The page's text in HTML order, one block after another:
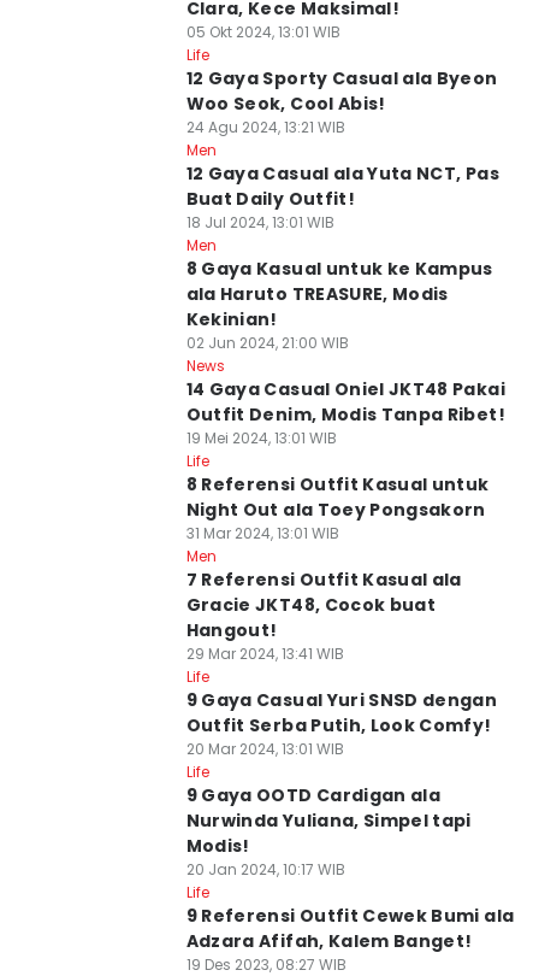
Clara, Kece Maksimal!
05 Okt 2024, 13:01 WIB
Life
12 Gaya Sporty Casual ala Byeon
Woo Seok, Cool Abis!
24 Agu 2024, 13:21 WIB
Men
12 Gaya Casual ala Yuta NCT, Pas
Buat Daily Outfit!
18 Jul 2024, 13:01 WIB
Men
8 Gaya Kasual untuk ke Kampus
ala Haruto TREASURE, Modis
Kekinian!
02 Jun 2024, 21:00 WIB
News
14 Gaya Casual Oniel JKT48 Pakai
Outfit Denim, Modis Tanpa Ribet!
19 Mei 2024, 13:01 WIB
Life
8 Referensi Outfit Kasual untuk
Night Out ala Toey Pongsakorn
31 Mar 2024, 13:01 WIB
Men
7 Referensi Outfit Kasual ala
Gracie JKT48, Cocok buat
Hangout!
29 Mar 2024, 13:41 WIB
Life
9 Gaya Casual Yuri SNSD dengan
Outfit Serba Putih, Look Comfy!
20 Mar 2024, 13:01 WIB
Life
9 Gaya OOTD Cardigan ala
Nurwinda Yuliana, Simpel tapi
Modis!
20 Jan 2024, 10:17 WIB
Life
9 Referensi Outfit Cewek Bumi ala
Adzara Afifah, Kalem Banget!
19 Des 2023, 08:27 WIB